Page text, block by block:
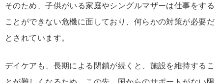
そのため、子供がいる家庭やシングルマザーは仕事をする
ことができない危機に面しており、何らかの対策が必要だ
とされています。
デイケアも、長期による閉鎖が続くと、施設を維持するこ